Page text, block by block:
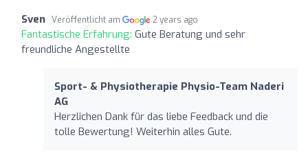
Sven Veröffentlicht am 2 years ago
Fantastische Erfahrung: Gute Beratung und sehr
freundliche Angestellte
Sport- & Physiotherapie Physio-Team Naderi
AG
Herzlichen Dank für das liebe Feedback und die
tolle Bewertung! Weiterhin alles Gute.